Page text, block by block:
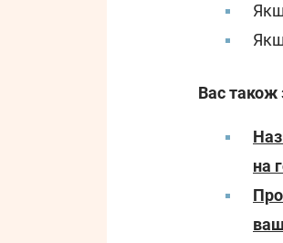
Вас також
на